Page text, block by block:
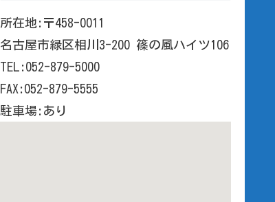
所在地:〒458-0011
名古屋市緑区相川3-200 篠の風ハイツ106
TEL:052-879-5000
FAX:052-879-5555
駐車場:あり